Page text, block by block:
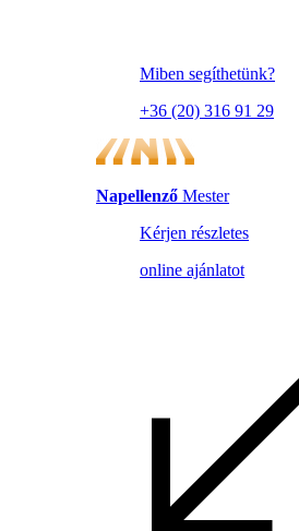
Miben segíthetünk?
+36 (20) 316 91 29
Napellenző Mester
Kérjen részletes
online ajánlatot